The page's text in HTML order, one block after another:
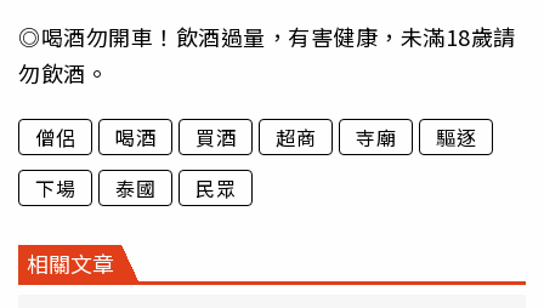
◎喝酒勿開車！飲酒過量，有害健康，未滿18歲請
勿飲酒。
僧侶 喝酒 買酒 超商 寺廟
驅逐
下場
泰國 民眾
相關文章